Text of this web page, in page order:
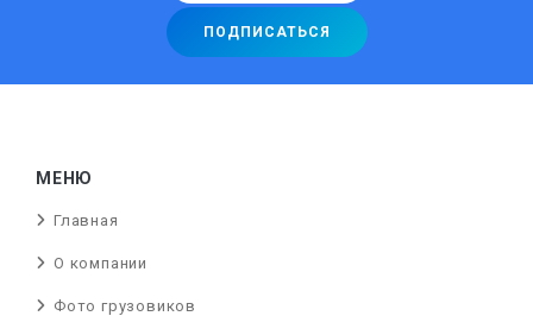
МЕНЮ
Главная
О компании
Фото грузовиков